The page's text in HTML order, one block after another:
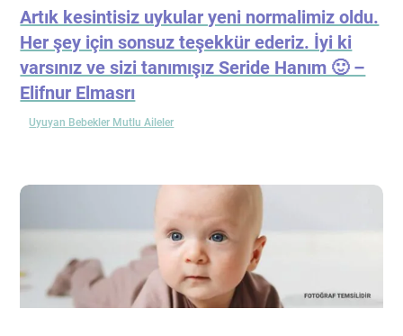
Artık kesintisiz uykular yeni normalimiz oldu.
Her şey için sonsuz teşekkür ederiz. İyi ki
varsınız ve sizi tanımışız Seride Hanım 🙂 –
Elifnur Elmasrı
Uyuyan Bebekler Mutlu Aileler